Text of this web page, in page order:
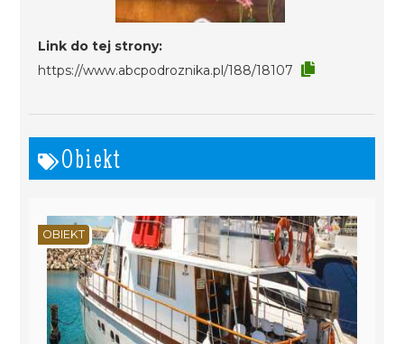
Link do tej strony:
https://www.abcpodroznika.pl/188/18107
Obiekt
OBIEKT